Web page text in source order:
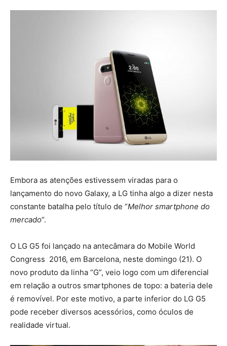
Embora as atenções estivessem viradas para o
lançamento do novo Galaxy, a LG tinha algo a dizer nesta
constante batalha pelo título de “Melhor smartphone do
mercado“.
O LG G5 foi lançado na antecâmara do Mobile World
Congress 2016, em Barcelona, neste domingo (21). O
novo produto da linha “G”, veio logo com um diferencial
em relação a outros smartphones de topo: a bateria dele
é removível. Por este motivo, a parte inferior do LG G5
pode receber diversos acessórios, como óculos de
realidade virtual.